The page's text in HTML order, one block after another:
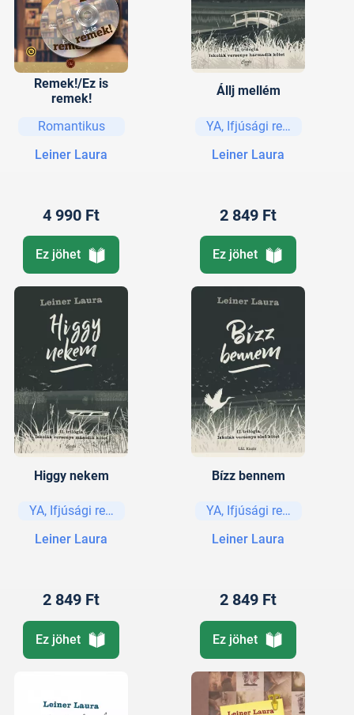
Remek!/Ez is
remek!
Romantikus
Leiner Laura
4 990 Ft
Ez jöhet
Állj mellém
YA, Ifjúsági regények és
Leiner Laura
2 849 Ft
Ez jöhet
Higgy nekem
YA, Ifjúsági regények és elbeszélések
Leiner Laura
2 849 Ft
Ez jöhet
Bízz bennem
YA, Ifjúsági regények és
Leiner Laura
2 849 Ft
Ez jöhet